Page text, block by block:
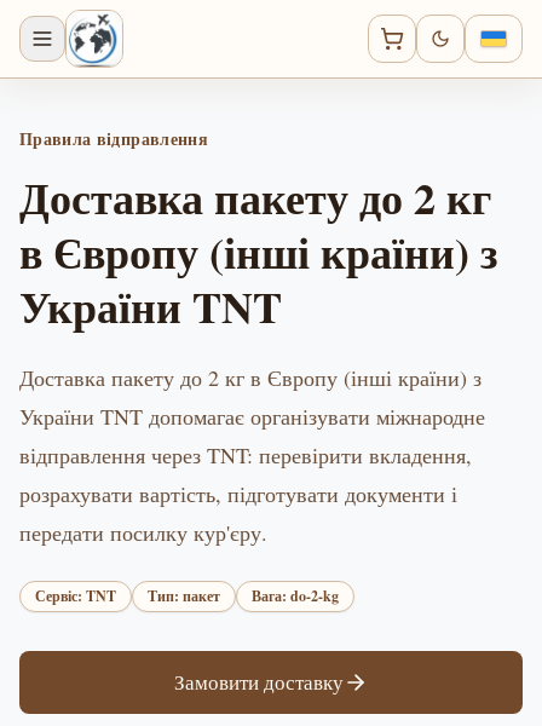
Правила відправлення
Доставка пакету до 2 кг
в Європу (інші країни) з
України TNT
Доставка пакету до 2 кг в Європу (інші країни) з
України TNT допомагає організувати міжнародне
відправлення через TNT: перевірити вкладення,
розрахувати вартість, підготувати документи і
передати посилку кур'єру.
Сервіс: TNT Тип: пакет Вага: do-2-kg
Замовити доставку